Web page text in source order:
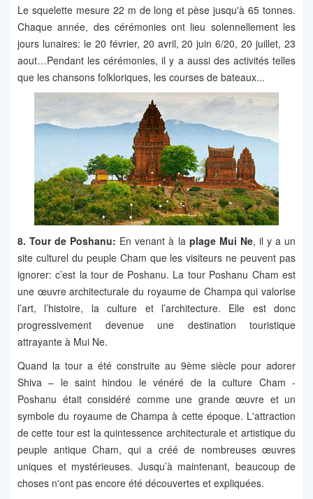
Le squelette mesure 22 m de long et pèse jusqu'à 65 tonnes.
Chaque année, des cérémonies ont lieu solennellement les
jours lunaires: le 20 février, 20 avril, 20 juin 6/20, 20 juillet, 23
aout…Pendant les cérémonies, il y a aussi des activités telles
que les chansons folkloriques, les courses de bateaux...
8. Tour de Poshanu: En venant à la plage Mui Ne, il y a un
site culturel du peuple Cham que les visiteurs ne peuvent pas
ignorer: c’est la tour de Poshanu. La tour Poshanu Cham est
une œuvre architecturale du royaume de Champa qui valorise
l’art, l’histoire, la culture et l’architecture. Elle est donc
progressivement devenue une destination touristique
attrayante à Mui Ne.
Quand la tour a été construite au 9ème siècle pour adorer
Shiva – le saint hindou le vénéré de la culture Cham -
Poshanu était considéré comme une grande œuvre et un
symbole du royaume de Champa à cette époque. L'attraction
de cette tour est la quintessence architecturale et artistique du
peuple antique Cham, qui a créé de nombreuses œuvres
uniques et mystérieuses. Jusqu’à maintenant, beaucoup de
choses n'ont pas encore été découvertes et expliquées.